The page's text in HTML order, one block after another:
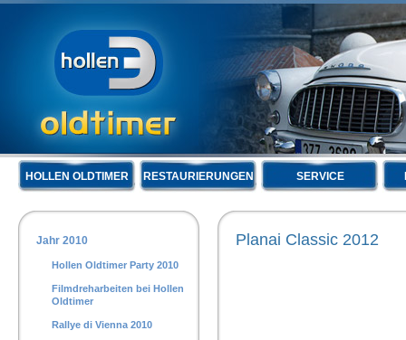
HOLLEN OLDTIMER RESTAURIERUNGEN SERVICE
Jahr 2010
Hollen Oldtimer Party 2010
Filmdreharbeiten bei Hollen
Oldtimer
Rallye di Vienna 2010
Planai Classic 2012